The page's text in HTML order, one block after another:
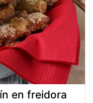
en freidora